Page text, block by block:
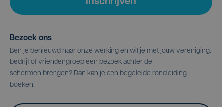
Inschrijven
Bezoek ons
Ben je benieuwd naar onze werking en wil je met jouw vereniging,
bedrijf of vriendengroep een bezoek achter de
schermen brengen? Dan kan je een begeleide rondleiding
boeken.